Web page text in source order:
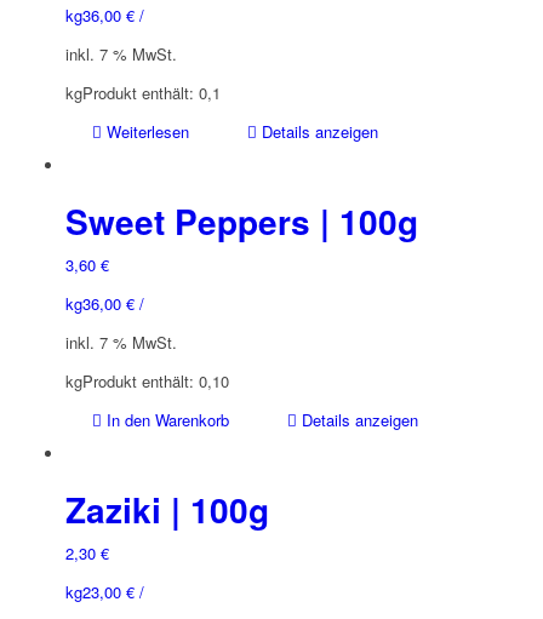
36,00 €/
kg
inkl. 7 % MwSt.
Produkt enthält: 0,1
kg
Weiterlesen
Details anzeigen
Sweet Peppers | 100g
3,60 €
36,00 €/
kg
inkl. 7 % MwSt.
Produkt enthält: 0,10
kg
In den Warenkorb
Details anzeigen
Zaziki | 100g
2,30 €
23,00 €/
kg